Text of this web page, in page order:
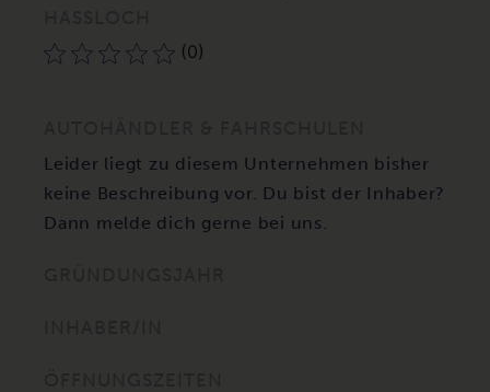
(0)
Leider liegt zu diesem Unternehmen bisher
keine Beschreibung vor. Du bist der Inhaber?
Dann melde dich gerne bei uns.